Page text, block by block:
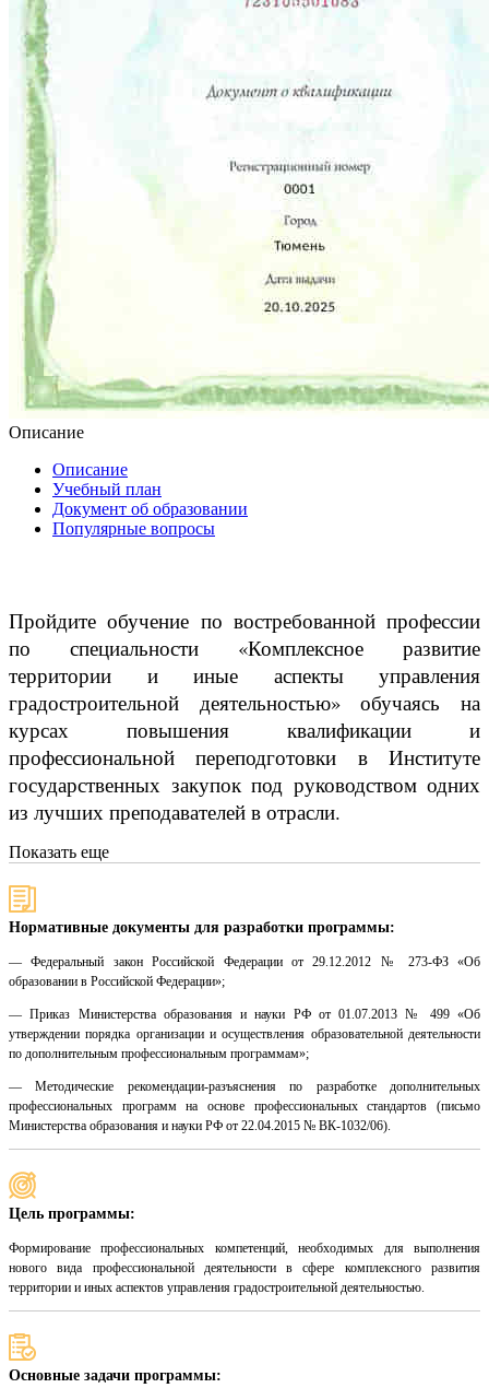
Описание
Описание
Учебный план
Документ об образовании
Популярные вопросы
Пройдите обучение по востребованной профессии
по специальности «Комплексное развитие
территории и иные аспекты управления
градостроительной деятельностью» обучаясь на
курсах повышения квалификации и
профессиональной переподготовки в Институте
государственных закупок под руководством одних
из лучших преподавателей в отрасли.
Показать еще
Нормативные документы для разработки программы:
— Федеральный закон Российской Федерации от 29.12.2012 № 273-ФЗ «Об
образовании в Российской Федерации»;
— Приказ Министерства образования и науки РФ от 01.07.2013 № 499 «Об
утверждении порядка организации и осуществления образовательной деятельности
по дополнительным профессиональным программам»;
— Методические рекомендации-разъяснения по разработке дополнительных
профессиональных программ на основе профессиональных стандартов (письмо
Министерства образования и науки РФ от 22.04.2015 № ВК-1032/06).
Цель программы:
Формирование профессиональных компетенций, необходимых для выполнения
нового вида профессиональной деятельности в сфере комплексного развития
территории и иных аспектов управления градостроительной деятельностью.
Основные задачи программы: